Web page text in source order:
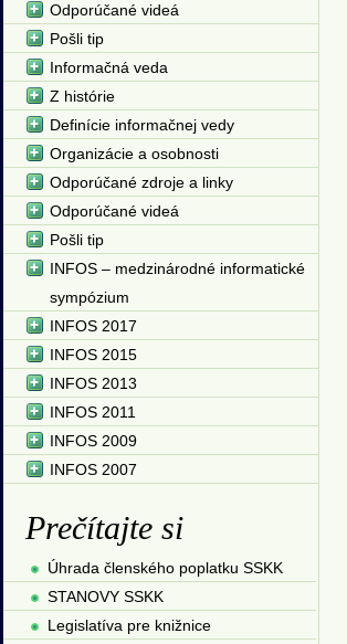
Odporúčané videá
Pošli tip
Informačná veda
Z histórie
Definície informačnej vedy
Organizácie a osobnosti
Odporúčané zdroje a linky
Odporúčané videá
Pošli tip
INFOS – medzinárodné informatické
sympózium
INFOS 2017
INFOS 2015
INFOS 2013
INFOS 2011
INFOS 2009
INFOS 2007
Prečítajte si
Úhrada členského poplatku SSKK
STANOVY SSKK
Legislatíva pre knižnice